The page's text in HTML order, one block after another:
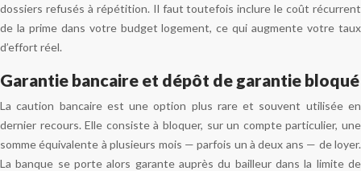
dossiers refusés à répétition. Il faut toutefois inclure le coût récurrent
de la prime dans votre budget logement, ce qui augmente votre taux
d’effort réel.
Garantie bancaire et dépôt de garantie bloqué
La caution bancaire est une option plus rare et souvent utilisée en
dernier recours. Elle consiste à bloquer, sur un compte particulier, une
somme équivalente à plusieurs mois — parfois un à deux ans — de loyer.
La banque se porte alors garante auprès du bailleur dans la limite de